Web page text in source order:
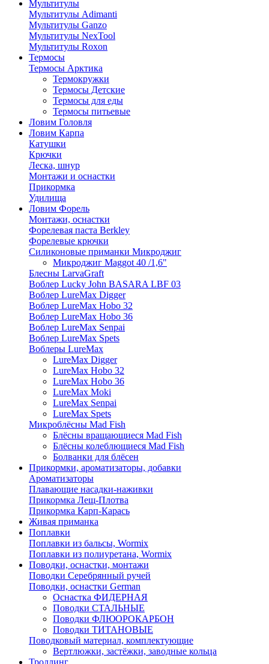
Мультитулы
Мультитулы Adimanti
Мультитулы Ganzo
Мультитулы NexTool
Мультитулы Roxon
Термосы
Термосы Арктика
Термокружки
Термосы Детские
Термосы для еды
Термосы питьевые
Ловим Головля
Ловим Карпа
Катушки
Крючки
Леска, шнур
Монтажи и оснастки
Прикормка
Удилища
Ловим Форель
Монтажи, оснастки
Форелевая паста Berkley
Форелевые крючки
Силиконовые приманки Микроджиг
Микроджиг Maggot 40 /1,6"
Блесны LarvaGraft
Воблер Lucky John BASARA LBF 03
Воблер LureMax Digger
Воблер LureMax Hobo 32
Воблер LureMax Hobo 36
Воблер LureMax Senpai
Воблер LureMax Spets
Воблеры LureMax
LureMax Digger
LureMax Hobo 32
LureMax Hobo 36
LureMax Moki
LureMax Senpai
LureMax Spets
Микроблёсны Mad Fish
Блёсны вращающиеся Mad Fish
Блёсны колеблющиеся Mad Fish
Болванки для блёсен
Прикормки, ароматизаторы, добавки
Ароматизаторы
Плавающие насадки-наживки
Прикормка Лещ-Плотва
Прикормка Карп-Карась
Живая приманка
Поплавки
Поплавки из бальсы, Wormix
Поплавки из полиуретана, Wormix
Поводки, оснастки, монтажи
Поводки Серебрянный ручей
Поводки, оснастки German
Оснастка ФИДЕРНАЯ
Поводки СТАЛЬНЫЕ
Поводки ФЛЮОРОКАРБОН
Поводки ТИТАНОВЫЕ
Поводковый материал, комплектующие
Вертлюжки, застёжки, заводные кольца
Троллинг